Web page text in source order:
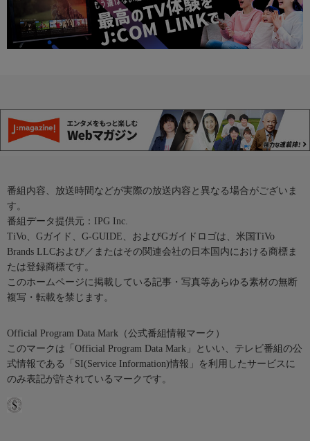
番組内容、放送時間などが実際の放送内容と異なる場合がございま
す。
番組データ提供元：IPG Inc.
TiVo、Gガイド、G-GUIDE、およびGガイドロゴは、米国TiVo
Brands LLCおよび／またはその関連会社の日本国内における商標ま
たは登録商標です。
このホームページに掲載している記事・写真等あらゆる素材の無断
複写・転載を禁じます。
Official Program Data Mark（公式番組情報マーク）
このマークは「Official Program Data Mark」といい、テレビ番組の公
式情報である「SI(Service Information)情報」を利用したサービスに
のみ表記が許されているマークです。